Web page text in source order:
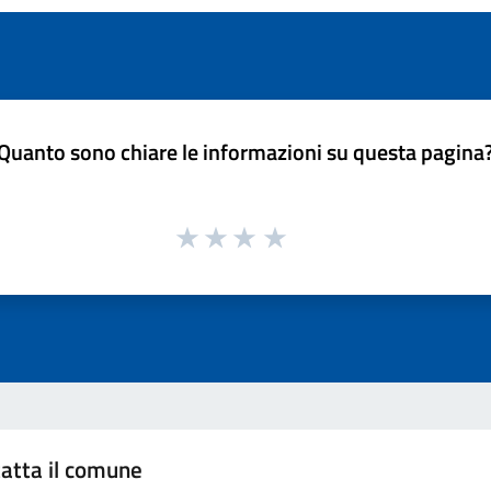
sono chiare le informazioni su questa
il comune